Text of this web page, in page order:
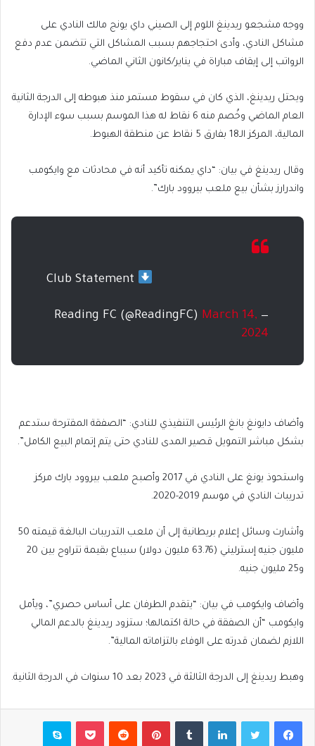
ووجه مشجعو ريدينغ اللوم إلى الصيني داي يونج مالك النادي على
مشاكل النادي، وأدى احتجاجهم بسبب المشاكل التي تتضمن عدم دفع
الرواتب إلى إيقاف مباراة في يناير/كانون الثاني الماضي.
ويحتل ريدينغ، الذي كان في سقوط مستمر منذ هبوطه إلى الدرجة الثانية
العام الماضي وخُصم منه 6 نقاط له هذا الموسم بسبب سوء الإدارة
المالية، المركز الـ18 بفارق 5 نقاط عن منطقة الهبوط.
وقال ريدينغ في بيان: “داي يمكنه تأكيد أنه في محادثات مع وايكومب
واندرارز بشأن بيع ملعب بيروود بارك”.
Club Statement
— Reading FC (@ReadingFC)
March 14,
2024
وأضاف دايونغ بانغ الرئيس التنفيذي للنادي: “الصفقة المقترحة ستدعم
بشكل مباشر التمويل قصير المدى للنادي حتى يتم إتمام البيع الكامل”.
واستحوذ يونغ على النادي في 2017 وأصبح ملعب بيروود بارك مركز
تدريبات النادي في موسم 2019-2020.
وأشارت وسائل إعلام بريطانية إلى أن ملعب التدريبات البالغة قيمته 50
مليون جنيه إسترليني (63.76 مليون دولار) سيباع بقيمة تتراوح بين 20
و25 مليون جنيه.
وأضاف وايكومب في بيان: “يتقدم الطرفان على أساس حصري”، ويأمل
وايكومب “أن الصفقة في حالة اكتمالها؛ ستزود ريدينغ بالدعم المالي
اللازم لضمان قدرته على الوفاء بالتزاماته المالية”.
وهبط ريدينغ إلى الدرجة الثالثة في 2023 بعد 10 سنوات في الدرجة الثانية.
فيسبوكتويتر لينكدإن بينتيريست بوكيت سكايب